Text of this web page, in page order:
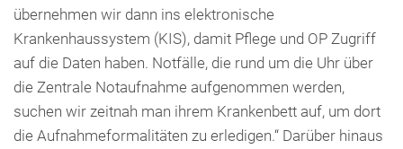
übernehmen wir dann ins elektronische
Krankenhaussystem (KIS), damit Pflege und OP Zugriff
auf die Daten haben. Notfälle, die rund um die Uhr über
die Zentrale Notaufnahme aufgenommen werden,
suchen wir zeitnah man ihrem Krankenbett auf, um dort
die Aufnahmeformalitäten zu erledigen.“ Darüber hinaus